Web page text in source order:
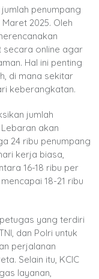
penumpang
2025. Oleh
secara online agar
Hal ini penting
di mana sekitar
keberangkatan.
jumlah
akan
24 ribu penumpang
kerja biasa,
16-18 ribu per
18-21 ribu
yang terdiri
dan Polri untuk
perjalanan
Selain itu, KCIC
layanan,